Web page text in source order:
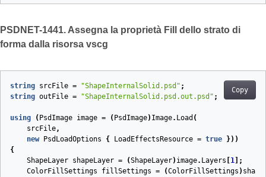
PSDNET-1441. Assegna la proprietà Fill dello strato di
forma dalla risorsa vscg
Copy
string srcFile = "ShapeInternalSolid.psd" ;
string outFile = "ShapeInternalSolid.psd.out.psd" ;
using ( PsdImage image = ( PsdImage) Image. Load (
srcFile,
new
PsdLoadOptions { LoadEffectsResource = true
}))
{
ShapeLayer shapeLayer = (ShapeLayer) image. Layers 1 ];
ColorFillSettings
fillSettings = (ColorFillSettings )